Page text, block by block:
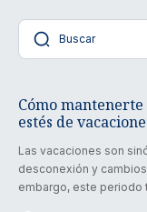
Cómo
estés de
Las vacaciones son
desconexión y cambios
embargo, este periodo